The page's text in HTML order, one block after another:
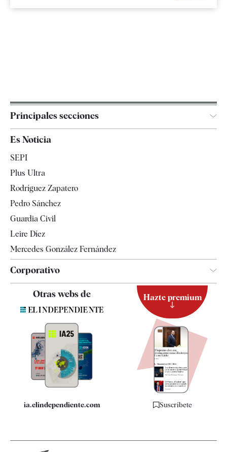
Principales secciones
España
Televisión
Es Noticia
SEPI
Plus Ultra
Rodríguez Zapatero
Pedro Sánchez
Guardia Civil
Leire Díez
Mercedes González Fernández
Corporativo
Contacto
Quiénes somos
Especificaciones
Otras webs de
ia.elindependiente.com
Hazte premium
Suscríbete